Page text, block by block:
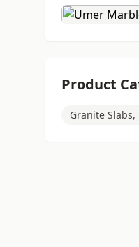
Product
Granite Slabs,